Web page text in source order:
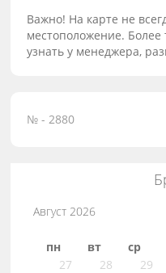
Важно! На карте не
местоположение.
узнать у менеджера,
№ - 2880
Август 2026
пн вт ср
27
28 29